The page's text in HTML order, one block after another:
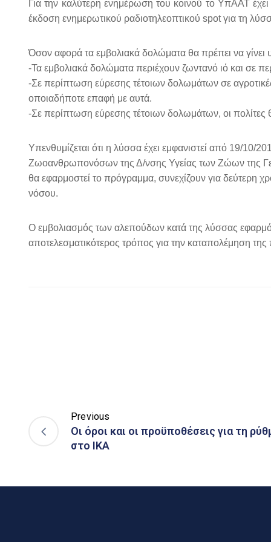
Για την καλύτερη ενημέρωση του κοινού το ΥπΑΑΤ
έκδοση ενημερωτικού ραδιοτηλεοπτικού spot για τη
Όσον αφορά τα εμβολιακά δολώματα θα πρέπει να
-Τα εμβολιακά δολώματα περιέχουν ζωντανό ιό και σε
-Σε περίπτωση εύρεσης τέτοιων δολωμάτων σε
οποιαδήποτε επαφή με αυτά.
-Σε περίπτωση εύρεσης τέτοιων δολωμάτων, οι πολίτες
Υπενθυμίζεται ότι η λύσσα έχει εμφανιστεί από 19/
Ζωοανθρωπονόσων της Δ/νσης Υγείας των Ζώων της
θα εφαρμοστεί το πρόγραμμα, συνεχίζουν για δεύτερη
νόσου.
Ο εμβολιασμός των αλεπούδων κατά της λύσσας
αποτελεσματικότερος τρόπος για την καταπολέμηση
Previous
Οι όροι και οι προϋποθέσεις για τη
στο ΙΚΑ